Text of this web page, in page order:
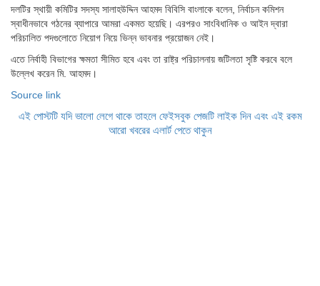
দলটির স্থায়ী কমিটির সদস্য সালাহউদ্দিন আহমদ বিবিসি বাংলাকে বলেন, নির্বাচন কমিশন
স্বাধীনভাবে গঠনের ব্যাপারে আমরা একমত হয়েছি। এরপরও সাংবিধানিক ও আইন দ্বারা
পরিচালিত পদগুলোতে নিয়োগ নিয়ে ভিন্ন ভাবনার প্রয়োজন নেই।
এতে নির্বাহী বিভাগের ক্ষমতা সীমিত হবে এবং তা রাষ্ট্র পরিচালনায় জটিলতা সৃষ্টি করবে বলে
উল্লেখ করেন মি. আহমদ।
Source link
এই পোস্টটি যদি ভালো লেগে থাকে তাহলে ফেইসবুক পেজটি লাইক দিন এবং এই রকম
আরো খবরের এলার্ট পেতে থাকুন